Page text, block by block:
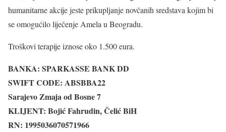
humanitarne akcije jeste prikupljanje novčanih sredstava kojim bi
se omogućilo liječenje Amela u Beogradu.
Troškovi terapije iznose oko 1.500 eura.
BANKA: SPARKASSE BANK DD
SWIFT CODE: ABSBBA22
Sarajevo Zmaja od Bosne 7
KLIJENT: Bojić Fahrudin, Čelić BiH
RN: 1995036070571966